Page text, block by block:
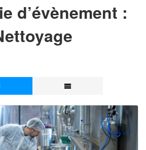
d’évènement :